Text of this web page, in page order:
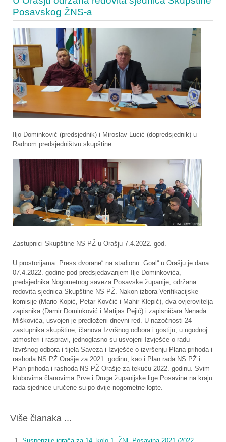
Posavskog ŽNS-a
Iljo Dominković (predsjednik) i Miroslav Lucić (dopredsjednik) u
Radnom predsjedništvu skupštine
Zastupnici Skupštine NS PŽ u Orašju 7.4.2022. god.
U prostorijama „Press dvorane“ na stadionu „Goal“ u Orašju je dana
07.4.2022. godine pod predsjedavanjem Ilje Dominkovića,
predsjednika Nogometnog saveza Posavske županije, održana
redovita sjednica Skupštine NS PŽ. Nakon izbora Verifikacijske
komisije (Mario Kopić, Petar Kovčić i Mahir Klepić), dva ovjerovitelja
zapisnika (Damir Dominković i Matijas Pejić) i zapisničara Nenada
Miškovića, usvojen je predloženi dnevni red. U nazočnosti 24
zastupnika skupštine, članova Izvršnog odbora i gostiju, u ugodnoj
atmosferi i raspravi, jednoglasno su usvojeni Izvješće o radu
Izvršnog odbora i tijela Saveza i Izvješće o izvršenju Plana prihoda i
rashoda NS PŽ Orašje za 2021. godinu, kao i Plan rada NS PŽ i
Plan prihoda i rashoda NS PŽ Orašje za tekuću 2022. godinu. Svim
klubovima članovima Prve i Druge županijske lige Posavine na kraju
rada sjednice uručene su po dvije nogometne lopte.
Više članaka ...